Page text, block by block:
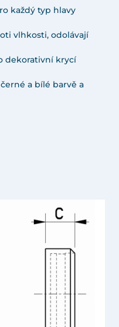
každý typ hlavy
vlhkosti, odolávají
dekorativní krycí
a bílé barvě a